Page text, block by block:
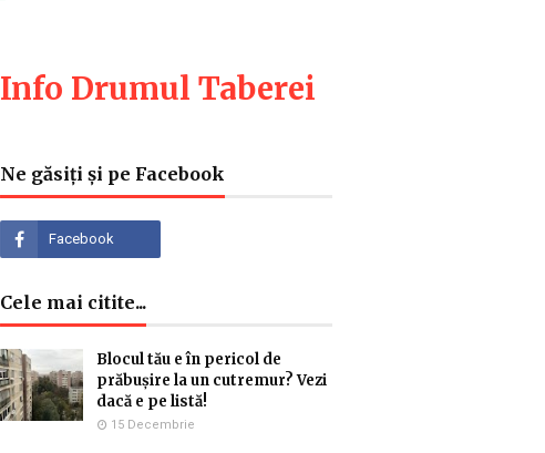
Info Drumul Taberei
Ne găsiți și pe Facebook
Cele mai citite...
Blocul tău e în pericol de
prăbușire la un cutremur? Vezi
dacă e pe listă!
15 Decembrie